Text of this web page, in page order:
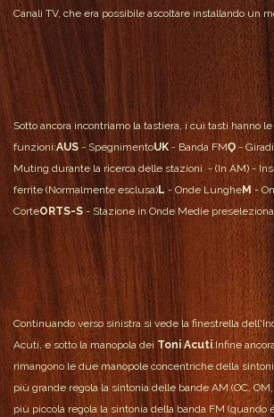
Canali TV, che era possibile ascoltare installando un
Sotto ancora incontriamo la tastiera, i cui tasti hanno
funzioni:AUS - SpegnimentoUK - Banda FMϘ -
Muting durante la ricerca delle stazioni - (In AM) -
ferrite (Normalmente esclusa)L - Onde LungheM -
CorteORTS-S - Stazione in Onde Medie
Continuando verso sinistra si vede la finestrella
Acuti, e sotto la manopola dei Toni Acuti.Infine
rimangono le due manopole concentriche della
più grande regola la sintonia delle bande AM (OC, OM,
più piccola regola la sintonia della banda FM (quando